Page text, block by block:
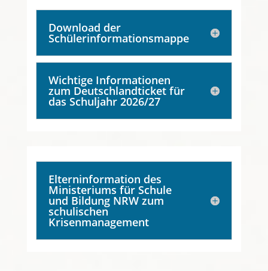
Download der
Schülerinformationsmappe
Wichtige Informationen
zum Deutschlandticket für
das Schuljahr 2026/27
Elterninformation des
Ministeriums für Schule
und Bildung NRW zum
schulischen
Krisenmanagement